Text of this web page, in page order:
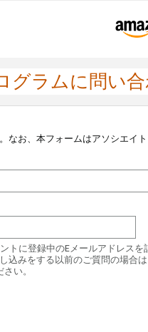
グラムに問い
なお、本フォームはアソシエイ
トに登録中のEメールアドレスを
込みをする以前のご質問の場合
い。